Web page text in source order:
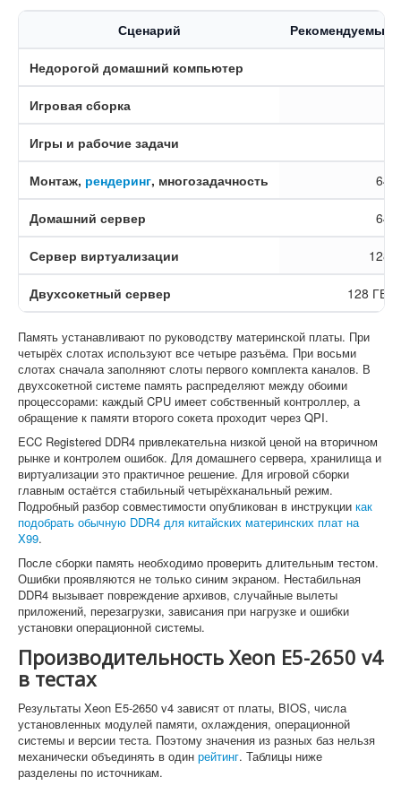
Сценарий Рекомендуемый
Недорогой домашний компьютер
Игровая сборка
Игры и рабочие задачи
Монтаж, рендеринг, многозадачность
Домашний сервер
Сервер виртуализации
Двухсокетный сервер 128 ГБ
Память устанавливают по руководству материнской платы. При
четырёх слотах используют все четыре разъёма. При восьми
слотах сначала заполняют слоты первого комплекта каналов. В
двухсокетной системе память распределяют между обоими
процессорами: каждый CPU имеет собственный контроллер, а
обращение к памяти второго сокета проходит через QPI.
ECC Registered DDR4 привлекательна низкой ценой на вторичном
рынке и контролем ошибок. Для домашнего сервера, хранилища и
виртуализации это практичное решение. Для игровой сборки
главным остаётся стабильный четырёхканальный режим.
Подробный разбор совместимости опубликован в инструкции как
подобрать обычную DDR4 для китайских материнских плат на
X99.
После сборки память необходимо проверить длительным тестом.
Ошибки проявляются не только синим экраном. Нестабильная
DDR4 вызывает повреждение архивов, случайные вылеты
приложений, перезагрузки, зависания при нагрузке и ошибки
установки операционной системы.
Производительность Xeon E5-2650 v4
в тестах
Результаты Xeon E5-2650 v4 зависят от платы, BIOS, числа
установленных модулей памяти, охлаждения, операционной
системы и версии теста. Поэтому значения из разных баз нельзя
механически объединять в один рейтинг. Таблицы ниже
разделены по источникам.